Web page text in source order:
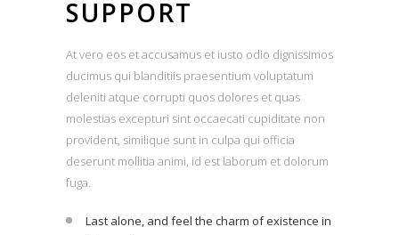
SUPPORT
At vero eos et accusamus et iusto odio dignissimos
ducimus qui blanditiis praesentium voluptatum
deleniti atque corrupti quos dolores et quas
molestias excepturi sint occaecati cupiditate non
provident, similique sunt in culpa qui officia
deserunt mollitia animi, id est laborum et dolorum
fuga.
Last alone, and feel the charm of existence in